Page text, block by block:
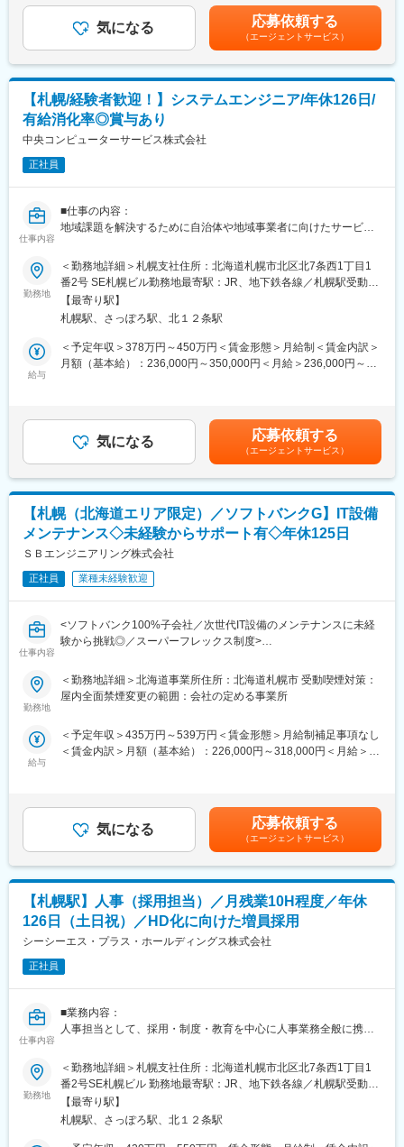
★AIやSaaSを活用し、歯科医院の業務改革を推進しています。
新サービス「paylight X」を通じて、予約・決済・コミュニケーシ
ョンなど医院運営全体の効率化を支援しています。
★変化を楽しみ、挑戦を歓迎するカルチャーがあります。
急成長フェーズならではのスピード感があり、年齢や役職に関係
なく主体的な提案やチャレンジが歓迎される環境です。
変更の範囲：会社の定める業務
の経営改善と、その先にいる患者様の治療体験の変革を推進して
いただきます。
・無償プランから有償プランへの切り替え提案
・顧客ニーズのヒアリングと経営課題の抽出
・製品デモンストレーションと導入効果のプレゼンテーション
・見積作成・契約手続き・導入後のフォローアップ
◎新規開拓アプローチ
・事業拡大を見据えた、未契約医院への能動的なアプローチ
◎学会活動や歯科医師会等への参加を通じた、中長期的なコネク
ション形成
◎組織ナレッジの型化とチームビルディング
・自身の成功事例や営業手法を汎用的なナレッジとして型化
・組織全体の成約率向上や若手メンバーの育成を通じた営業組織
の強化
◎CRMシステムでの顧客管理 など
■企業魅力：
★テクノロジーの力で歯科医療の課題解決に挑む成長企業です。
「テクノロジーで『105年活きる』を創造する」というビジョン
のもと、歯科医療の未来を変えるサービスを展開しています。
★AIやSaaSを活用し、歯科医院の業務改革を推進しています。
新サービス「paylight X」を通じて、予約・決済・コミュニケーシ
ョンなど医院運営全体の効率化を支援しています。
なく主体的な提案やチャレンジが歓迎される環境です。
給与補足＞※前職時を考慮しスキル、経験、能力に応じて決定■昇
給：年1回（6月）賃金はあくまでも目安の金額であり、選考を通
じて上下する可能性があります。月給(月額)は固定手当を含めた表
記です。
気になる 応募依頼する
（エージェントサービス）
【札幌/経験者歓迎！】システムエンジニア/年休126日/
有給消化率◎賞与あり
中央コンピューターサービス株式会社
正社員
仕事内容
■仕事の内容：
地域課題を解決するために自治体や地域事業者に向けたサービス
提供サービスのサポート及び運用保守。
■業務詳細：
地域課題を解決するために自治体や地域事業者に向けたサービス
の開発
・提案・導入支援。 提供サービスのサポート及び運用保守。
サービスの開発、または、システムの分析・設計、開発をお任せ
します。
・システム設計
・開発 ：Java(SpringBoot)、PHP(Laravel)、Html、データベー
ス（Mysql）など ・提供サービスのサポート及び保守 ：Linux、
・地域デザイン事業本部 イノベーション部 DXデザイン課
■企業紹介：
る機会が豊富にあります。
特に、自治体の「ふるさと納税」や「デジタル田園都市国家構
貢献できるシステム開発に取り組むことができます。
また、システムの構築から運用サポートまで一貫して関わるた
ケーションを取りながら、課題解決の成果を実感できるのも大き
なやりがいです。
展に貢献できる喜びを感じられる職場です。
す。オフィスも駅近で非常に働きやすい環境を整えております。
変更の範囲：会社の定める業務
勤務地
＜勤務地詳細＞札幌支社住所：北海道札幌市北区北7条西1丁目1
番2号 SE札幌ビル勤務地最寄駅：JR、地下鉄各線／札幌駅受動喫
煙対策：屋内全面禁煙変更の範囲：会社の定める事業所
【最寄り駅】
札幌駅、さっぽろ駅、北１２条駅
給与
＜予定年収＞378万円～450万円＜賃金形態＞月給制＜賃金内訳＞
月額（基本給）：236,000円～350,000円＜月給＞236,000円～
支給中）・資格手当賃金はあくまでも目安の金額であり、選考を
通じて上下する可能性があります。月給(月額)は固定手当を含めた
気になる 応募依頼する
（エージェントサービス）
【札幌（北海道エリア限定）／ソフトバンクG】IT設備
メンテナンス◇未経験からサポート有◇年休125日
ＳＢエンジニアリング株式会社
正社員 業種未経験歓迎
仕事内容
<ソフトバンク100%子会社／次世代IT設備のメンテナンスに未経
験から挑戦◎／スーパーフレックス制度>
通信サービスやITサービスを支える施設において、電気・空調設
備、通信機器が安全・安定して稼働し続けるよう、設備の点検や
保守、運用を担当いただきます。
＼お仕事の内容／
◎通信機器やIT機器／電気設備や空調機器の設置工事の立ち会
※自社での実務作業と、協力会社（ベンダー）の管理・コントロー
ルの双方を担当します。
＼お仕事の進め方・教育体制／
・北海道エリア内に数ヶ所あるネットワークセンター及びデータ
センターの常駐勤務となります。
・「サーバー・機器系」「ファシリティ（電源・空調）系」「通
信線（光ファイバー）系」などのチームがあります。十数名の組
織の中で、特定のチームで業務を覚え、ローテーションを行いな
＼働く環境／
★エリアコース採用、札幌を中心に腰を据えて勤務いただきま
★年間休日125日、完全週休二日制（土日祝）
★残業月平均20時間以下、チーム全体でカバーしあう体制
★フルフレックス制度
★夜間作業は拠点によりますが、月1,2回程度を想定。宿直勤務が
月1回程度で発生しますが、業務をしっかり覚えていただいてから
ご依頼します。※宿直手当別途支給且つ、勤務終了後、宿直用の部
勤務地
＜勤務地詳細＞北海道事業所住所：北海道札幌市 受動喫煙対策：
屋内全面禁煙変更の範囲：会社の定める事業所
給与
＜予定年収＞435万円～539万円＜賃金形態＞月給制補足事項なし
＜賃金内訳＞月額（基本給）：226,000円～318,000円＜月給＞
割増手当（深夜勤務手当、休日勤務手当など）あり※想定理論年収
は過去実績をベースにした概算です賃金はあくまでも目安の金額
であり、選考を通じて上下する可能性があります。月給(月額)は固
定手当を含めた表記です。
気になる 応募依頼する
（エージェントサービス）
【札幌駅】人事（採用担当）／月残業10H程度／年休
126日（土日祝）／HD化に向けた増員採用
シーシーエス・プラス・ホールディングス株式会社
正社員
仕事内容
■業務内容：
人事担当として、採用・制度・教育を中心に人事業務全般に携わ
営、入社後の定着・育成に向けた施策検討、既存の人事制度や社
内ルールの運用・見直しなど、特定領域に限定されない関わり方
が特徴です。
日々の業務では、現場部門や経営層とコミュニケーションを取り
ながら、人材や組織に関する課題を整理し、改善策を検討・実行
勤務地
＜勤務地詳細＞札幌支社住所：北海道札幌市北区北7条西1丁目1
番2号SE札幌ビル 勤務地最寄駅：JR、地下鉄各線／札幌駅受動喫
煙対策：屋内全面禁煙変更の範囲：会社の定める事業所
【最寄り駅】
札幌駅、さっぽろ駅、北１２条駅